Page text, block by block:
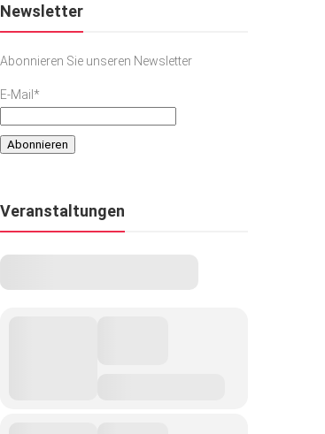
Newsletter
Abonnieren Sie unseren Newsletter
E-Mail*
Veranstaltungen